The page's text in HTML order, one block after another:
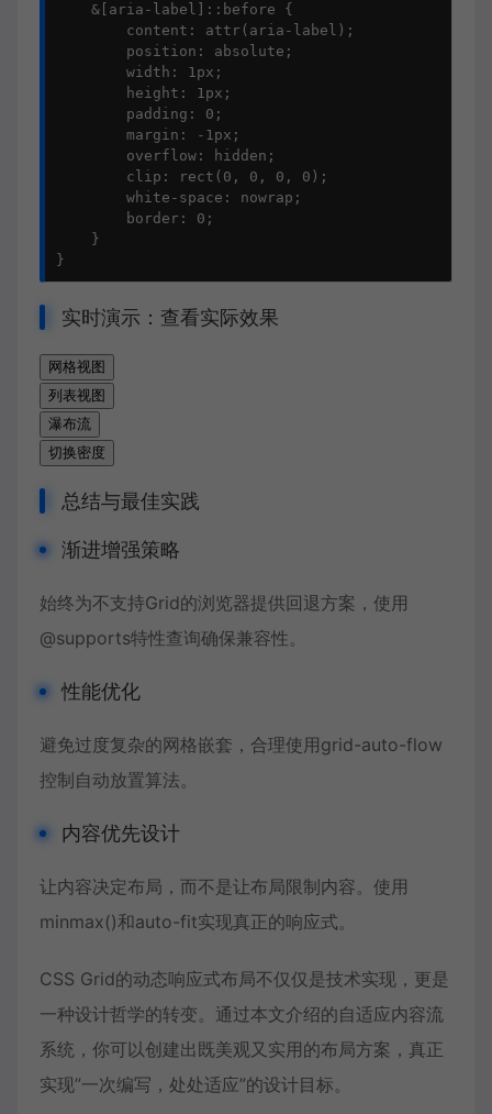
    &[aria-label]::before {
        content: attr(aria-label);
        position: absolute;
        width: 1px;
        height: 1px;
        padding: 0;
        margin: -1px;
        overflow: hidden;
        clip: rect(0, 0, 0, 0);
        white-space: nowrap;
        border: 0;
    }
}
实时演示：查看实际效果
网格视图
列表视图
瀑布流
切换密度
总结与最佳实践
渐进增强策略
始终为不支持Grid的浏览器提供回退方案，使用
@supports特性查询确保兼容性。
性能优化
避免过度复杂的网格嵌套，合理使用grid-auto-flow
控制自动放置算法。
内容优先设计
让内容决定布局，而不是让布局限制内容。使用
minmax()和auto-fit实现真正的响应式。
CSS Grid的动态响应式布局不仅仅是技术实现，更是
一种设计哲学的转变。通过本文介绍的自适应内容流
系统，你可以创建出既美观又实用的布局方案，真正
实现”一次编写，处处适应”的设计目标。